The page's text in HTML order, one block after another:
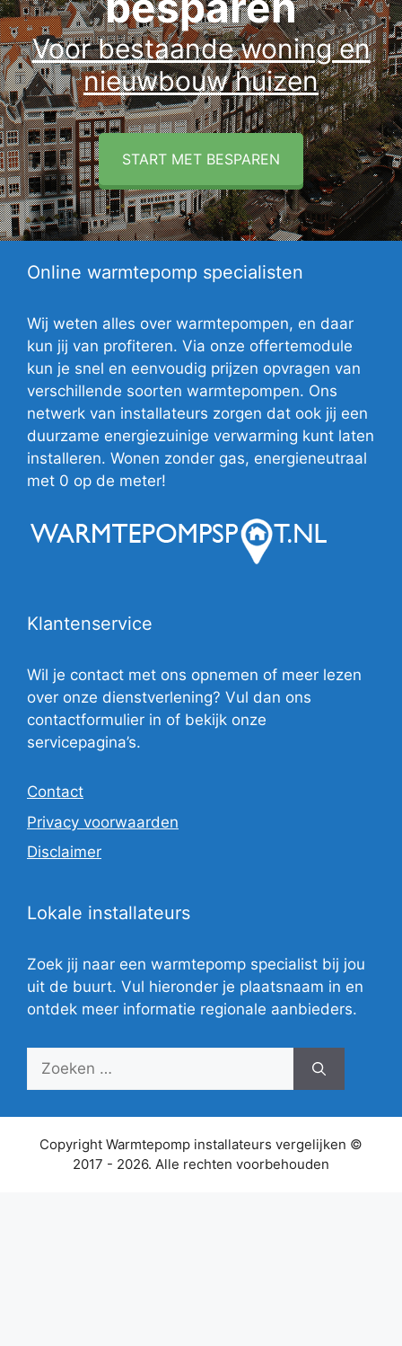
Voor bestaande woning en
nieuwbouw huizen
START MET BESPAREN
Online warmtepomp specialisten
Wij weten alles over warmtepompen, en daar
kun jij van profiteren. Via onze offertemodule
kun je snel en eenvoudig prijzen opvragen van
verschillende soorten warmtepompen. Ons
netwerk van installateurs zorgen dat ook jij een
duurzame energiezuinige verwarming kunt laten
installeren. Wonen zonder gas, energieneutraal
met 0 op de meter!
Klantenservice
Wil je contact met ons opnemen of meer lezen
over onze dienstverlening? Vul dan ons
contactformulier in of bekijk onze
servicepagina’s.
Contact
Privacy voorwaarden
Disclaimer
Lokale installateurs
Zoek jij naar een warmtepomp specialist bij jou
uit de buurt. Vul hieronder je plaatsnaam in en
ontdek meer informatie regionale aanbieders.
Zoek
Copyright Warmtepomp installateurs vergelijken ©
2017 - 2026. Alle rechten voorbehouden